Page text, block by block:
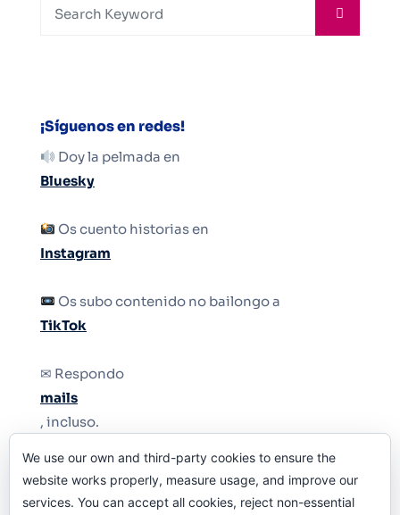
¡Síguenos en redes!
Doy la pelmada en
Bluesky
Os cuento historias en
Instagram
Os subo contenido no bailongo a
TikTok
✉ Respondo
mails
, incluso.
Y si una persona no puede tener teléfono, que
le quiten el teléfono.
We use our own and third-party cookies to ensure the
website works properly, measure usage, and improve our
services. You can accept all cookies, reject non-essential